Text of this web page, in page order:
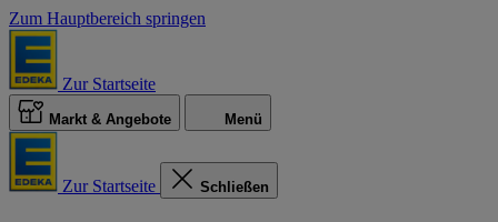
Zum Hauptbereich springen
Zur Startseite
Markt & Angebote Menü
Zur Startseite Schließen